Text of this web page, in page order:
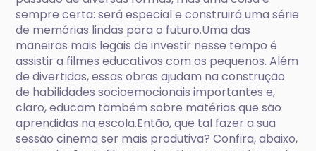
sempre certa: será especial e construirá uma série
de memórias lindas para o futuro.Uma das
maneiras mais legais de investir nesse tempo é
assistir a filmes educativos com os pequenos. Além
de divertidas, essas obras ajudam na construção
de habilidades socioemocionais importantes e,
claro, educam também sobre matérias que são
aprendidas na escola.Então, que tal fazer a sua
sessão cinema ser mais produtiva? Confira, abaixo,